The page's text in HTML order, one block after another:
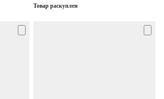
Товар раскуплен